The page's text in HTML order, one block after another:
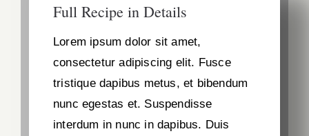
Full Recipe in Details
Lorem ipsum dolor sit amet,
consectetur adipiscing elit. Fusce
tristique dapibus metus, et bibendum
nunc egestas et. Suspendisse
interdum in nunc in dapibus. Duis